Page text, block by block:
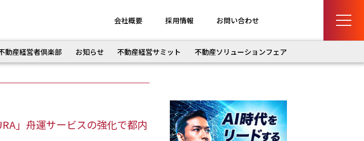
会社概要 採用情報 お問い合わせ
動産経営者倶楽部 お知らせ 不動産経営サミット 不動産ソリューションフェア
」舟運サービスの強化で都内